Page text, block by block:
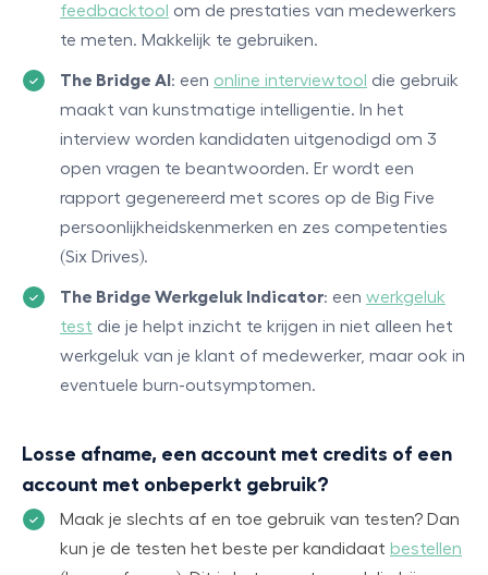
feedbacktool om de prestaties van medewerkers
te meten. Makkelijk te gebruiken.
The Bridge AI: een online interviewtool die gebruik
maakt van kunstmatige intelligentie. In het
interview worden kandidaten uitgenodigd om 3
open vragen te beantwoorden. Er wordt een
rapport gegenereerd met scores op de Big Five
persoonlijkheidskenmerken en zes competenties
(Six Drives).
The Bridge Werkgeluk Indicator: een werkgeluk
test die je helpt inzicht te krijgen in niet alleen het
werkgeluk van je klant of medewerker, maar ook in
eventuele burn-outsymptomen.
Losse afname, een account met credits of een
account met onbeperkt gebruik?
Maak je slechts af en toe gebruik van testen? Dan
kun je de testen het beste per kandidaat bestellen